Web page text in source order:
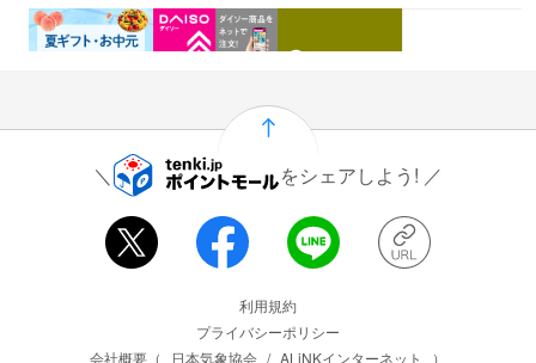
0.46%還元 1.5%還元
をシェアしよう!
利用規約
プライバシーポリシー
会社概要（
日本気象協会 / ALiNKインターネット ）